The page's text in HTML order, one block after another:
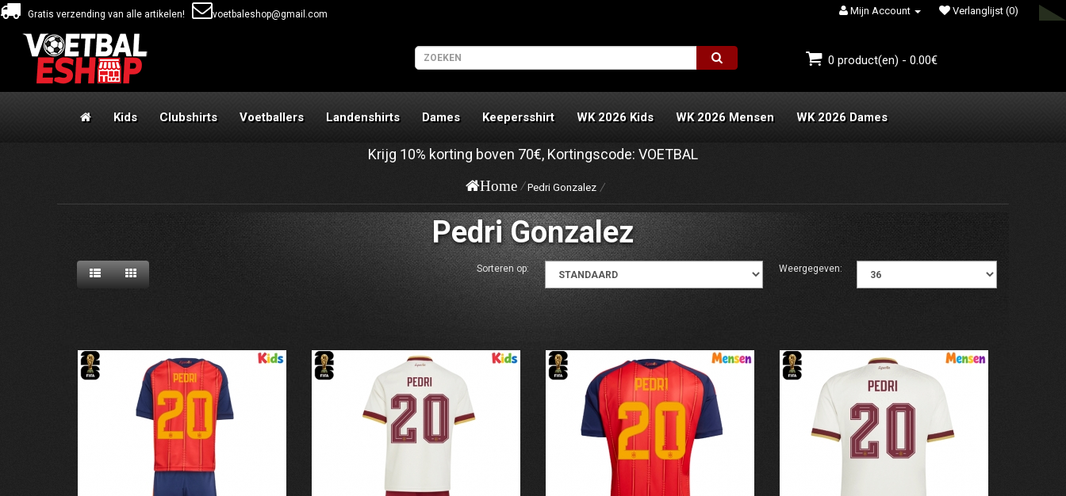
Gratis verzending van alle artikelen! voetbaleshop@gmail.com Mijn Account Verlanglijst (0)
0 product(en) - 0.00€
Kids Clubshirts Voetballers Landenshirts Dames Keepersshirt WK 2026 Kids WK 2026 Mensen WK 2026 Dames
Krijg 10% korting boven 70€, Kortingscode: VOETBAL
Home Pedri Gonzalez
Pedri Gonzalez
Sorteren op: Weergegeven: